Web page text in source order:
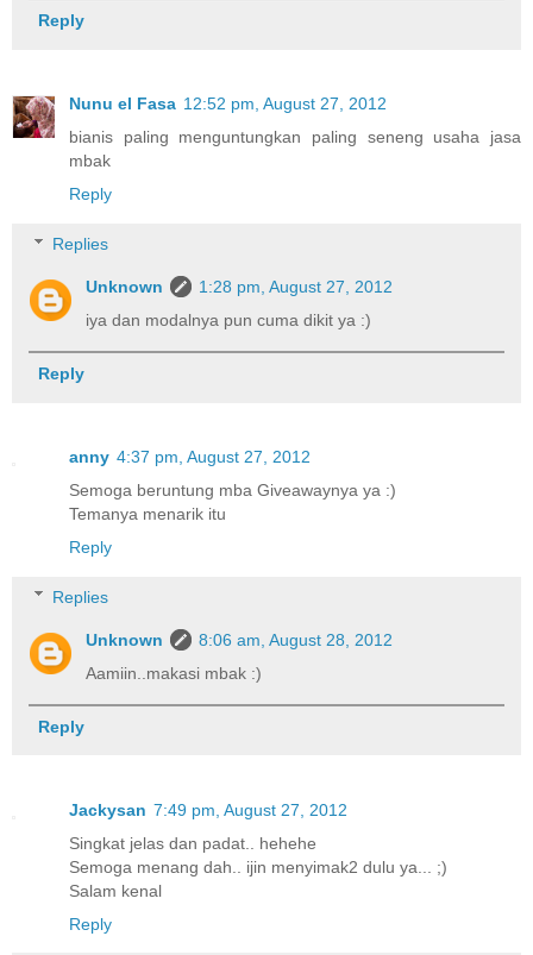
Reply
Nunu el Fasa 12:52 pm, August 27, 2012
bianis paling menguntungkan paling seneng usaha jasa
mbak
Reply
Replies
Unknown
1:28 pm, August 27, 2012
iya dan modalnya pun cuma dikit ya :)
Reply
anny 4:37 pm, August 27, 2012
Semoga beruntung mba Giveawaynya ya :)
Temanya menarik itu
Reply
Replies
Unknown
8:06 am, August 28, 2012
Aamiin..makasi mbak :)
Reply
Jackysan 7:49 pm, August 27, 2012
Singkat jelas dan padat.. hehehe
Semoga menang dah.. ijin menyimak2 dulu ya... ;)
Salam kenal
Reply